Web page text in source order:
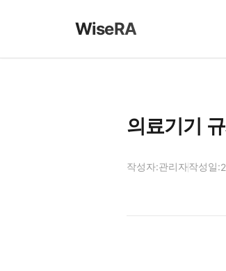
WiseRA
의료기기
작성자:관리자작성일: